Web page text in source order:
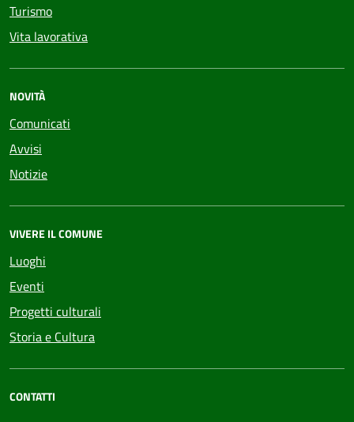
Turismo
Vita lavorativa
NOVITÀ
Comunicati
Avvisi
Notizie
VIVERE IL COMUNE
Luoghi
Eventi
Progetti culturali
Storia e Cultura
CONTATTI